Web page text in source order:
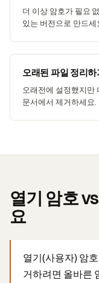
더 이상 암호가 필요
있는 버전으로 만드세
오래된 파일 정리하
오래전에 설정했지만
문서에서 제거하세요.
열기 암호
요
열기(사용자) 암
거하려면 올바른